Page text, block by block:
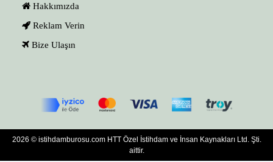
Hakkımızda
Reklam Verin
Bize Ulaşın
2026 © istihdamburosu.com HTT Özel İstihdam ve İnsan Kaynakları Ltd. Şti.
aittir.